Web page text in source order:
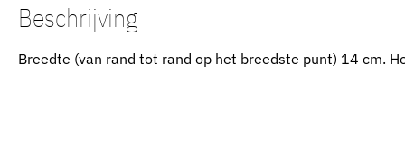
Beschrijving
Breedte (van rand tot rand op het breedste punt) 14 cm.